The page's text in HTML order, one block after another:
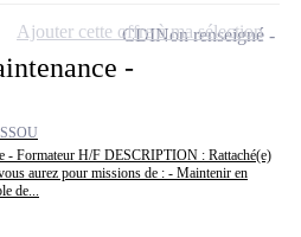
-
- Formateur H/F DESCRIPTION : Rattaché(e)
aurez pour missions de : - Maintenir en
de...
CDINon renseigné
Ajouter cette offre à ma sélection